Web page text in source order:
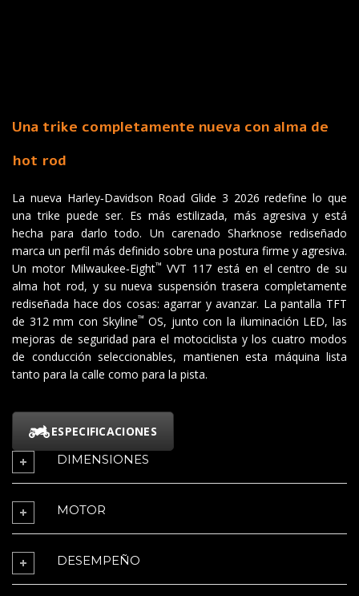
Una trike completamente nueva con alma de
hot rod
La nueva Harley‑Davidson Road Glide 3 2026 redefine lo que
una trike puede ser. Es más estilizada, más agresiva y está
hecha para darlo todo. Un carenado Sharknose rediseñado
marca un perfil más definido sobre una postura firme y agresiva.
Un motor Milwaukee‑Eight™ VVT 117 está en el centro de su
alma hot rod, y su nueva suspensión trasera completamente
rediseñada hace dos cosas: agarrar y avanzar. La pantalla TFT
de 312 mm con Skyline™ OS, junto con la iluminación LED, las
mejoras de seguridad para el motociclista y los cuatro modos
de conducción seleccionables, mantienen esta máquina lista
tanto para la calle como para la pista.
ESPECIFICACIONES
DIMENSIONES
MOTOR
DESEMPEÑO